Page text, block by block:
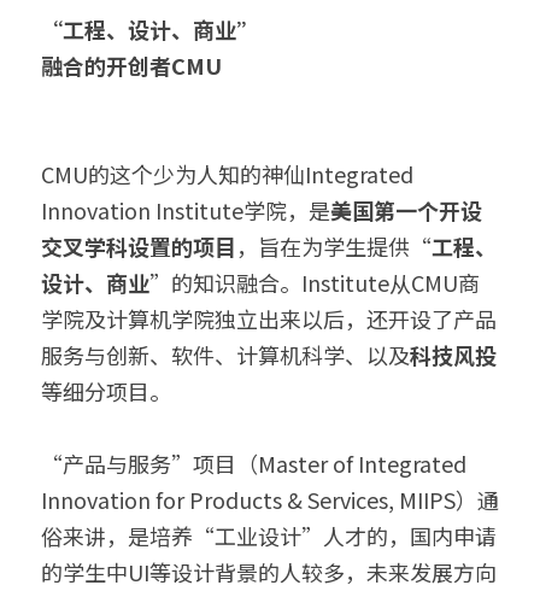
“工程、设计、商业”
融合的开创者CMU
CMU的这个少为人知的神仙Integrated
Innovation Institute学院，是美国第一个开设
交叉学科设置的项目，旨在为学生提供“工程、
设计、商业”的知识融合。Institute从CMU商
学院及计算机学院独立出来以后，还开设了产品
服务与创新、软件、计算机科学、以及科技风投
等细分项目。
“产品与服务”项目（Master of Integrated
Innovation for Products & Services, MIIPS）通
俗来讲，是培养“工业设计”人才的，国内申请
的学生中UI等设计背景的人较多，未来发展方向